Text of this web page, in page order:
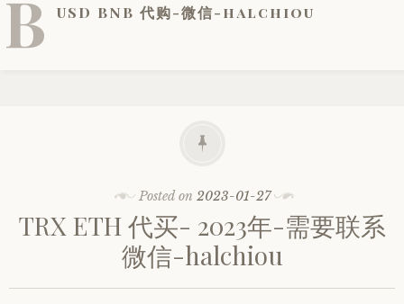
B USD BNB 代购-微信-halchiou
Posted on2023-01-27
TRX ETH 代买- 2023年-需要联系
微信-halchiou